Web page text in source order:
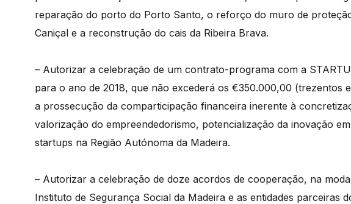
reparação do porto do Porto Santo, o reforço do muro de
Caniçal e a reconstrução do cais da Ribeira Brava.
– Autorizar a celebração de um contrato-programa com a
para o ano de 2018, que não excederá os €350.000,00 (trezentos
a prossecução da comparticipação financeira inerente à
valorização do empreendedorismo, potencialização da inovação
startups na Região Autónoma da Madeira.
– Autorizar a celebração de doze acordos de cooperação, na
Instituto de Segurança Social da Madeira e as entidades parceiras